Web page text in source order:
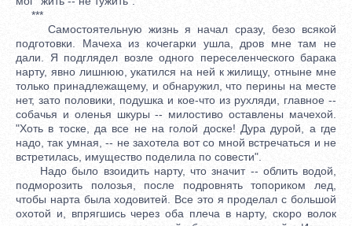
***
Самостоятельную жизнь я начал сразу, безо всякой
подготовки. Мачеха из кочегарки ушла, дров мне там не
дали. Я подглядел возле одного переселенческого барака
нарту, явно лишнюю, укатился на ней к жилищу, отныне мне
только принадлежащему, и обнаружил, что перины на месте
нет, зато половики, подушка и кое-что из рухляди, главное --
собачья и оленья шкуры -- милостиво оставлены мачехой.
"Хоть в тоске, да все не на голой доске! Дура дурой, а где
надо, так умная, -- не захотела вот со мной встречаться и не
встретилась, имущество поделила по совести".
Надо было взоидить нарту, что значит -- облить водой,
подморозить полозья, после подровнять топориком лед,
чтобы нарта была ходовитей. Все это я проделал с большой
охотой и, впрягшись через оба плеча в нарту, скоро волок